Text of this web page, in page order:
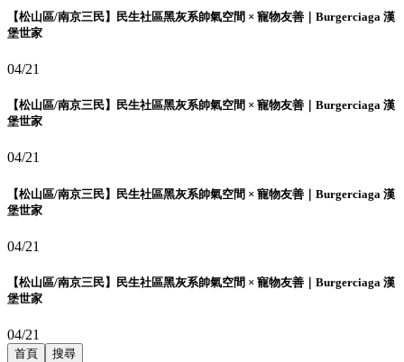
【松山區/南京三民】民生社區黑灰系帥氣空間 × 寵物友善｜Burgerciaga 漢
堡世家
04/21
【松山區/南京三民】民生社區黑灰系帥氣空間 × 寵物友善｜Burgerciaga 漢
堡世家
04/21
【松山區/南京三民】民生社區黑灰系帥氣空間 × 寵物友善｜Burgerciaga 漢
堡世家
04/21
【松山區/南京三民】民生社區黑灰系帥氣空間 × 寵物友善｜Burgerciaga 漢
堡世家
04/21
首頁 搜尋